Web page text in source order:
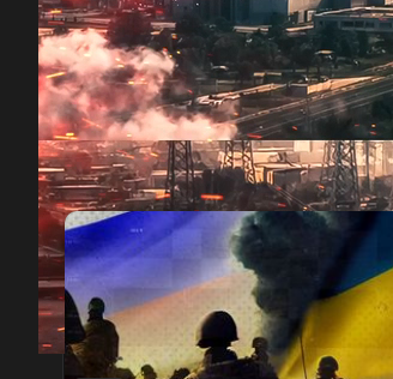
00:12/01:39